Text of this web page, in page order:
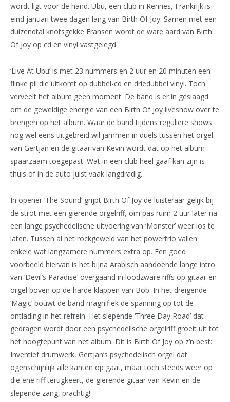
wordt ligt voor de hand. Ubu, een club in Rennes, Frankrijk is
eind januari twee dagen lang van Birth Of Joy. Samen met een
duizendtal knotsgekke Fransen wordt de ware aard van Birth
Of Joy op cd en vinyl vastgelegd.
‘Live At Ubu’ is met 23 nummers en 2 uur en 20 minuten een
flinke pil die uitkomt op dubbel-cd en driedubbel vinyl. Toch
verveelt het album geen moment. De band is er in geslaagd
om de geweldige energie van een Birth Of Joy liveshow over te
brengen op het album. Waar de band tijdens reguliere shows
nog wel eens uitgebreid wil jammen in duels tussen het orgel
van Gertjan en de gitaar van Kevin wordt dat op het album
spaarzaam toegepast. Wat in een club heel gaaf kan zijn is
thuis of in de auto juist vaak langdradig.
In opener ‘The Sound’ grijpt Birth Of Joy de luisteraar gelijk bij
de strot met een gierende orgelriff, om pas ruim 2 uur later na
een lange psychedelische uitvoering van ‘Monster’ weer los te
laten. Tussen al het rockgeweld van het powertrio vallen
enkele wat langzamere nummers extra op. Een goed
voorbeeld hiervan is het bijna Arabisch aandoende lange intro
van ‘Devil’s Paradise’ overgaand in loodzware riffs op gitaar en
orgel boven op de harde klappen van Bob. In het dreigende
‘Magic’ bouwt de band magnifiek de spanning op tot de
ontlading in het refrein. Het slepende ‘Three Day Road’ dat
gedragen wordt door een psychedelische orgelriff groeit uit tot
het hoogtepunt van het album. Dit is Birth Of Joy op z’n best:
Inventief drumwerk, Gertjan’s psychedelisch orgel dat
ogenschijnlijk alle kanten op gaat, maar toch steeds weer op
die ene riff terugkeert, de gierende gitaar van Kevin en de
slepende zang, prachtig!